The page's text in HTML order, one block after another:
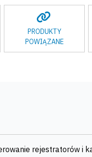
PRODUKTY
POWIĄZANE
rejestratorów i